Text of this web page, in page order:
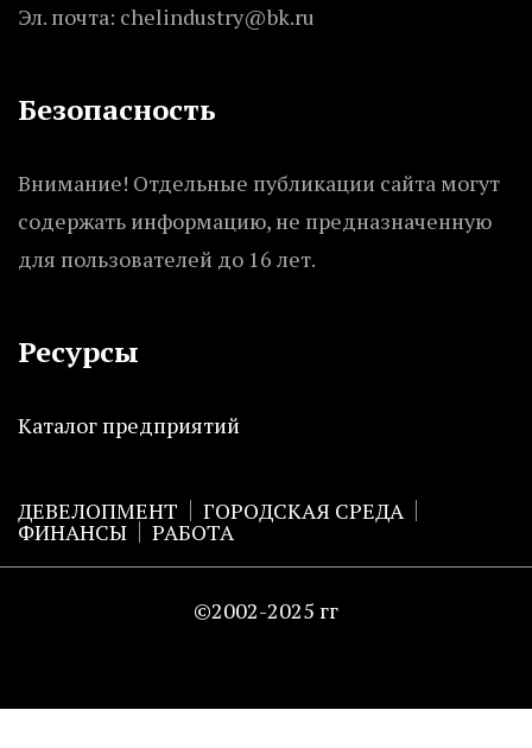
Эл. почта: chelindustry@bk.ru
Безопасность
Внимание! Отдельные публикации сайта могут
содержать информацию, не предназначенную
для пользователей до 16 лет.
Ресурсы
Каталог предприятий
ДЕВЕЛОПМЕНТ ГОРОДСКАЯ СРЕДА
ФИНАНСЫ РАБОТА
©2002-2025 гг